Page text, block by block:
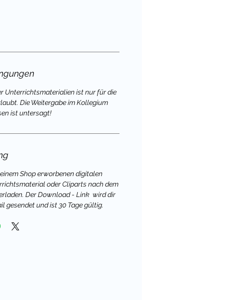
Unterrichtsmaterialien ist nur für die
Die Weitergabe im Kollegium
ist untersagt!
Shop erworbenen digitalen
oder Cliparts nach dem
Der Download - Link wird dir
gesendet und ist 30 Tage gültig.